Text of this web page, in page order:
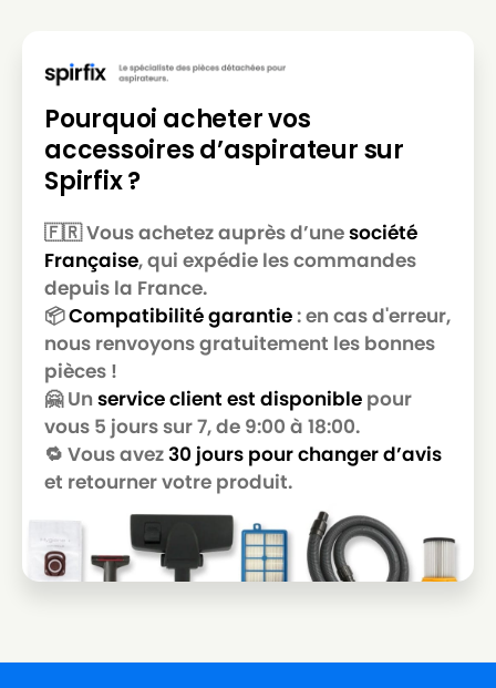
Pourquoi acheter vos
accessoires d’aspirateur sur
Spirfix ?
🇫🇷 Vous achetez auprès d’unesociété
Française, qui expédie les commandes
depuis la France.
📦Compatibilité garantie: en cas d'erreur,
nous renvoyons gratuitement les bonnes
pièces !
🤗 Un service client est disponible pour
vous 5 jours sur 7, de 9:00 à 18:00.
🔁 Vous avez30 jours pour changer d’avis
et retourner votre produit.